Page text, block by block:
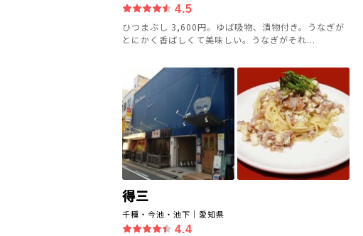
4.5
ひつまぶし 3,600円。ゆば吸物、漬物付き。うなぎが
とにかく香ばしくて美味しい。うなぎがそれ...
得三
千種・今池・池下｜愛知県
4.4